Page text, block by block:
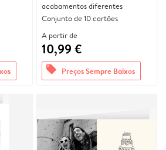
acabamentos diferentes
Conjunto de 10 cartões
A partir de
10,99 €
offers Preços Sempre Baixos